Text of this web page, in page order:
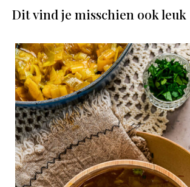
Dit vind je misschien ook leuk